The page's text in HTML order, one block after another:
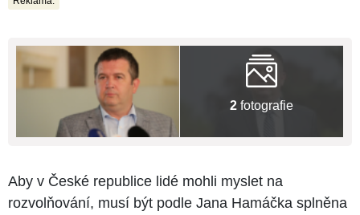
2 fotografie
Aby v České republice lidé mohli myslet na
rozvolňování, musí být podle Jana Hamáčka splněna